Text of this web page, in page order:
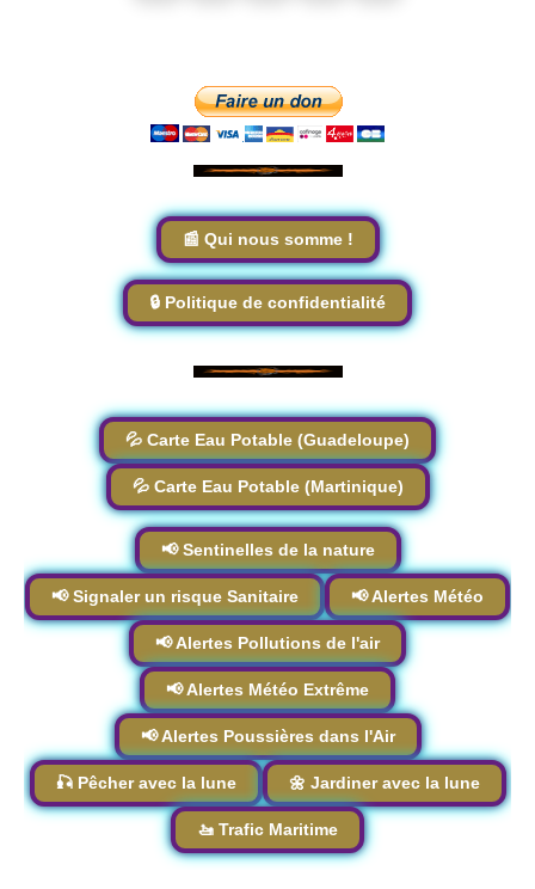
📰 Qui nous somme !
🔒 Politique de confidentialité
💦 Carte Eau Potable (Guadeloupe)
💦 Carte Eau Potable (Martinique)
📢 Sentinelles de la nature
📢 Signaler un risque Sanitaire 📢 Alertes Météo
📢 Alertes Pollutions de l'air
📢 Alertes Météo Extrême
📢 Alertes Poussières dans l'Air
🎣 Pêcher avec la lune 🌼 Jardiner avec la lune
🚤 Trafic Maritime